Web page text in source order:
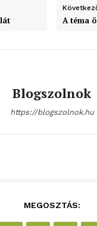
A téma
Blogszolnok
https://blogszolnok.hu
MEGOSZTÁS: